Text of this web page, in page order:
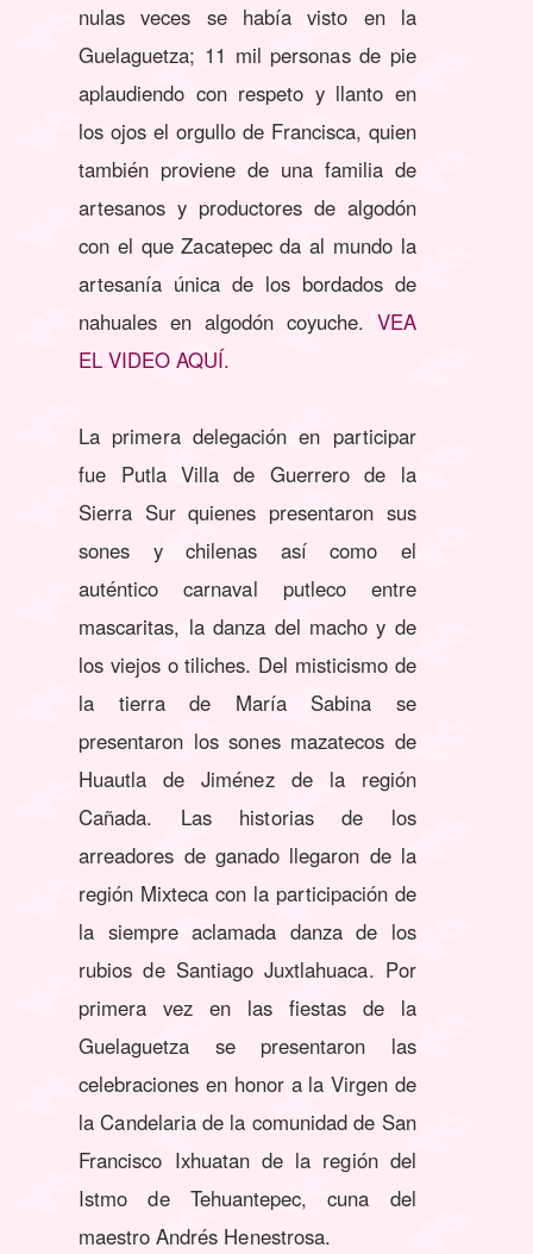
nulas veces se había visto en la
Guelaguetza; 11 mil personas de pie
aplaudiendo con respeto y llanto en
los ojos el orgullo de Francisca, quien
también proviene de una familia de
artesanos y productores de algodón
con el que Zacatepec da al mundo la
artesanía única de los bordados de
nahuales en algodón coyuche. VEA
EL VIDEO AQUÍ.
La primera delegación en participar
fue Putla Villa de Guerrero de la
Sierra Sur quienes presentaron sus
sones y chilenas así como el
auténtico carnaval putleco entre
mascaritas, la danza del macho y de
los viejos o tiliches. Del misticismo de
la tierra de María Sabina se
presentaron los sones mazatecos de
Huautla de Jiménez de la región
Cañada. Las historias de los
arreadores de ganado llegaron de la
región Mixteca con la participación de
la siempre aclamada danza de los
rubios de Santiago Juxtlahuaca. Por
primera vez en las fiestas de la
Guelaguetza se presentaron las
celebraciones en honor a la Virgen de
la Candelaria de la comunidad de San
Francisco Ixhuatan de la región del
Istmo de Tehuantepec, cuna del
maestro Andrés Henestrosa.